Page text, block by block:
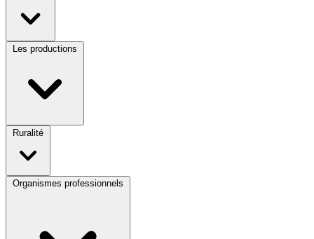
Les productions
Ruralité
Organismes professionnels